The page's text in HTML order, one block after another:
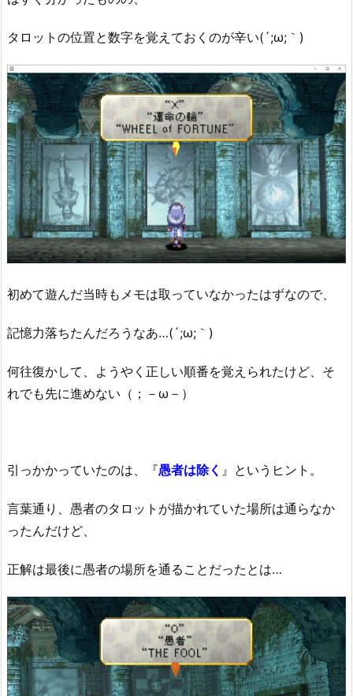
タロットの位置と数字を覚えておくのが辛い(´;ω;｀)
初めて遊んだ当時もメモは取っていなかったはずなので、
記憶力落ちたんだろうなあ…(´;ω;｀)
何往復かして、ようやく正しい順番を覚えられたけど、そ
れでも先に進めない（；－ω－）
引っかかっていたのは、『愚者は除く 』というヒント。
言葉通り、愚者のタロットが描かれていた場所は通らなか
ったんだけど、
正解は最後に愚者の場所を通ることだったとは…